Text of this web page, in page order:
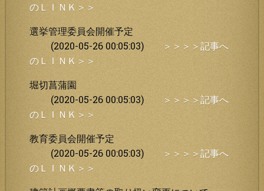
のＬＩＮＫ＞＞
選挙管理委員会開催予定
(2020-05-26 00:05:03)
＞＞＞＞記事へ
のＬＩＮＫ＞＞
堀切菖蒲園
(2020-05-26 00:05:03)
＞＞＞＞記事へ
のＬＩＮＫ＞＞
教育委員会開催予定
(2020-05-26 00:05:03)
＞＞＞＞記事へ
のＬＩＮＫ＞＞